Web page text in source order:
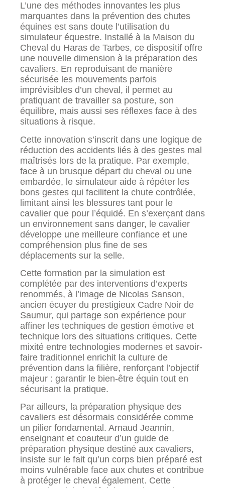
L’une des méthodes innovantes les plus
marquantes dans la prévention des chutes
équines est sans doute l’utilisation du
simulateur équestre. Installé à la Maison du
Cheval du Haras de Tarbes, ce dispositif offre
une nouvelle dimension à la préparation des
cavaliers. En reproduisant de manière
sécurisée les mouvements parfois
imprévisibles d’un cheval, il permet au
pratiquant de travailler sa posture, son
équilibre, mais aussi ses réflexes face à des
situations à risque.
Cette innovation s’inscrit dans une logique de
réduction des accidents liés à des gestes mal
maîtrisés lors de la pratique. Par exemple,
face à un brusque départ du cheval ou une
embardée, le simulateur aide à répéter les
bons gestes qui facilitent la chute contrôlée,
limitant ainsi les blessures tant pour le
cavalier que pour l’équidé. En s’exerçant dans
un environnement sans danger, le cavalier
développe une meilleure confiance et une
compréhension plus fine de ses
déplacements sur la selle.
Cette formation par la simulation est
complétée par des interventions d’experts
renommés, à l’image de Nicolas Sanson,
ancien écuyer du prestigieux Cadre Noir de
Saumur, qui partage son expérience pour
affiner les techniques de gestion émotive et
technique lors des situations critiques. Cette
mixité entre technologies modernes et savoir-
faire traditionnel enrichit la culture de
prévention dans la filière, renforçant l’objectif
majeur : garantir le bien-être équin tout en
sécurisant la pratique.
Par ailleurs, la préparation physique des
cavaliers est désormais considérée comme
un pilier fondamental. Arnaud Jeannin,
enseignant et coauteur d’un guide de
préparation physique destiné aux cavaliers,
insiste sur le fait qu’un corps bien préparé est
moins vulnérable face aux chutes et contribue
à protéger le cheval également. Cette